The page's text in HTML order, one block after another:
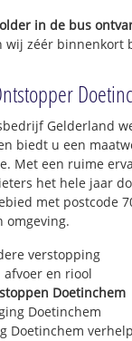
Doetinchem
IJsseltuin en
Doetinchem
Het Loo
De Happert
De Kruisberg
De Happert
De IJkenberg
De Bezelhorst
Wassinkbrink-
in de bus
wij zéér binnenkort
Gelderland
biedt u een
Met een ruime
het hele jaar
met postcode
omgeving.
verstopping
afvoer en riool
Doetinchem
Doetinchem
Doetinchem